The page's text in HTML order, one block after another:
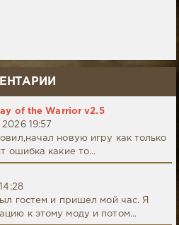
of the Warrior v2.5
2026 19:57
новую игру как только
ошибка какие то...
гостем и пришел мой час. Я
к этому моду и потом...